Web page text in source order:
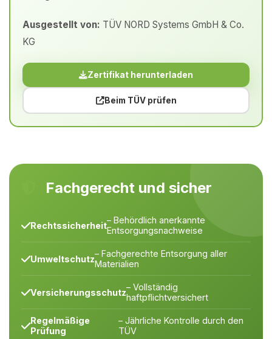
Ausgestellt von: TÜV NORD Systems GmbH & Co.
KG
Zertifikat herunterladen
Beim TÜV prüfen
Fachgerecht und sicher
Rechtssicherheit– Behördlich anerkannte
Entsorgungsnachweise
Umweltschutz– Fachgerechte Entsorgung aller
Materialien
Versicherungsschutz– Vollständig
haftpflichtversichert
Regelmäßige
Prüfung
– Jährliche Kontrolle durch den
TÜV